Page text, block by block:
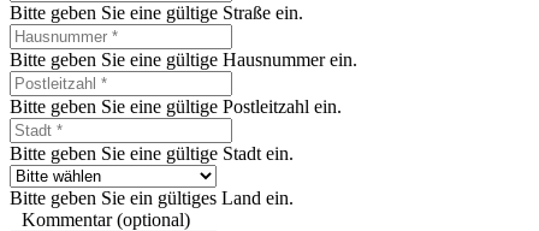
Bitte geben Sie eine gültige Straße ein.
Bitte geben Sie eine gültige Hausnummer ein.
Bitte geben Sie eine gültige Postleitzahl ein.
Bitte geben Sie eine gültige Stadt ein.
Bitte geben Sie ein gültiges Land ein.
Kommentar (optional)